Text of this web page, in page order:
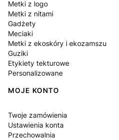
Metki z logo
Metki z nitami
Gadżety
Meciaki
Metki z ekoskóry i ekozamszu
Guziki
Etykiety tekturowe
Personalizowane
MOJE KONTO
Twoje zamówienia
Ustawienia konta
Przechowalnia